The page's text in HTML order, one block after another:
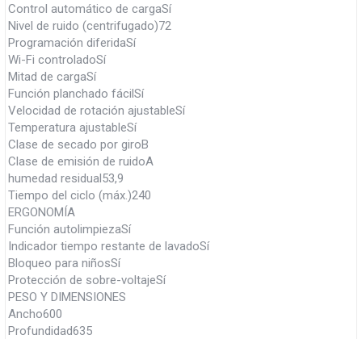
Control automático de cargaSí
Nivel de ruido (centrifugado)72
Programación diferidaSí
Wi-Fi controladoSí
Mitad de cargaSí
Función planchado fácilSí
Velocidad de rotación ajustableSí
Temperatura ajustableSí
Clase de secado por giroB
Clase de emisión de ruidoA
humedad residual53,9
Tiempo del ciclo (máx.)240
ERGONOMÍA
Función autolimpiezaSí
Indicador tiempo restante de lavadoSí
Bloqueo para niñosSí
Protección de sobre-voltajeSí
PESO Y DIMENSIONES
Ancho600
Profundidad635